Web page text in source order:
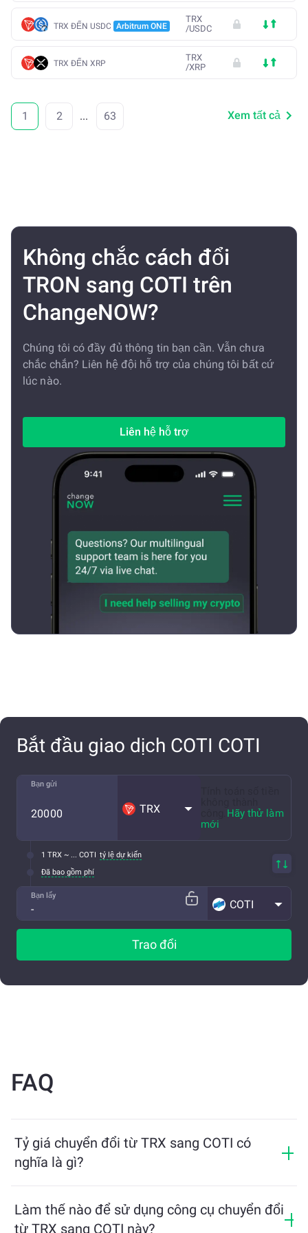
TRX ĐẾN USDC Arbitrum ONE
TRX
/USDC
TRX ĐẾN XRP
TRX
/XRP
1 2 ... 63 Xem tất cả
Không chắc cách đổi
TRON sang COTI trên
ChangeNOW?
Chúng tôi có đầy đủ thông tin bạn cần. Vẫn chưa
chắc chắn? Liên hệ đội hỗ trợ của chúng tôi bất cứ
lúc nào.
Liên hệ hỗ trợ
Bắt đầu giao dịch COTI COTI
Bạn gửi
TRX
Hãy thử làm
mới
1 TRX ~ ... COTI tỷ lệ dự kiến
Đã bao gồm phí
Bạn lấy
COTI
Trao đổi
FAQ
Tỷ giá chuyển đổi từ TRX sang COTI có
nghĩa là gì?
nhiêu COTI khi đổi lấy TRX. Tỷ giá này dao động theo
điều kiện thị trường, cung và cầu, và tính thanh khoản.
Làm thế nào để sử dụng công cụ chuyển đổi
từ TRX sang COTI này?